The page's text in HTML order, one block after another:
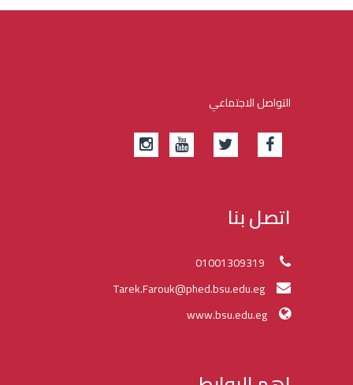
التواصل الاجتماعي
اتصل بنا
www.bsu.edu.eg